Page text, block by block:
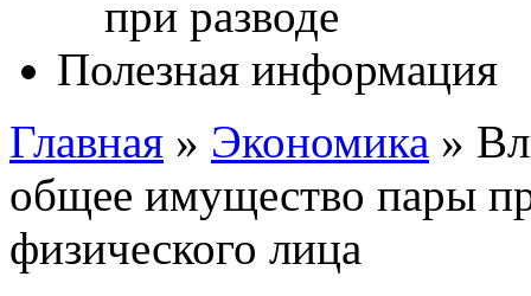
Полезная информация
Главная » Экономика »
общее имущество пары
физического лица